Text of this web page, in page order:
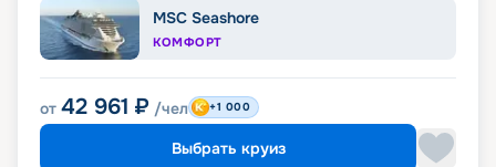
MSC Seashore
КОМФОРТ
от 42 961 ₽ /чел +1 000
Выбрать круиз